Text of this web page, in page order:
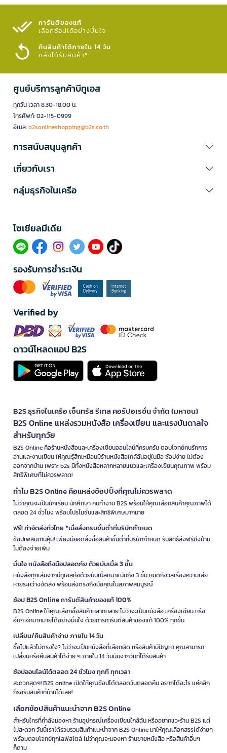
การันตีของแท้
เลือกช้อปได้อย่างมั่นใจ​
คืนสินค้าได้ภายใน 14 วัน
หลังได้รับสินค้า*
ศูนย์บริการลูกค้าบีทูเอส
ทุกวัน เวลา 8.30-18.00 น.
โทรศัพท์: 02-115-0999
อีเมล:b2sonlineshopping@b2s.co.th
การสนับสนุนลูกค้า
เกี่ยวกับเรา
กลุ่มธุรกิจในเครือ
โซเซียลมีเดีย​
รองรับการชำระเงิน
Verified by
ดาวน์โหลดแอป B2S
B2S ธุรกิจในเครือ เซ็นทรัล รีเทล คอร์ปอเรชั่น จำกัด (มหาชน)
B2S Online แหล่งรวมหนังสือ เครื่องเขียน และแรงบันดาลใจ
สำหรับทุกวัย
B2S Online คือร้านหนังสือและเครื่องเขียนออนไลน์ที่ครบครัน ตอบโจทย์คนรักการ
อ่านและงานเขียน ให้คุณรู้สึกเหมือนมีร้านหนังสือใกล้ฉันอยู่ในมือ ช้อปง่าย ไม่ต้อง
ออกจากบ้าน เพราะ b2s มีทั้งหนังสือหลากหลายแนวและเครื่องเขียนคุณภาพ พร้อม
สิทธิพิเศษที่ไม่ควรพลาด!
ทำไม B2S Online คือแหล่งช้อปปิ้งที่คุณไม่ควรพลาด
ไม่ว่าคุณจะเป็นนักเรียน นักศึกษา คนทำงาน B2S พร้อมให้คุณเลือกสินค้าคุณภาพได้
ตลอด 24 ชั่วโมง พร้อมโปรโมชั่นและสิทธิพิเศษมากมาย
ฟรี! ค่าจัดส่งทั่วไทย *เมื่อสั่งครบขั้นต่ำที่บริษัทกำหนด
ช้อปเพลินเกินคุ้ม! เพียงมียอดสั่งซื้อสินค้าขั้นต่ำที่บริษัทกำหนด รับสิทธิ์ส่งฟรีถึงบ้าน
ไม่ต้องจ่ายเพิ่ม
มั่นใจ หนังสือถึงมือปลอดภัย ด้วยบับเบิ้ล 3 ชั้น
หนังสือทุกเล่มจากบีทูเอสห่อด้วยบับเบิ้ลหนาแน่นถึง 3 ชั้น หมดกังวลเรื่องความเสีย
หายระหว่างจัดส่ง พร้อมส่งตรงถึงมือคุณในสภาพสมบูรณ์
ช้อป B2S Online การันตีสินค้าของแท้ 100%
B2S Online ให้คุณเลือกซื้อสินค้าหลากหลาย ไม่ว่าจะเป็นหนังสือ เครื่องเขียน หรือ
อื่นๆ อีกมากมายได้อย่างมั่นใจ ด้วยการการันตีสินค้าของแท้ 100% ทุกชิ้น
เปลี่ยน/คืนสินค้าง่าย ภายใน 14 วัน
ซื้อไปแล้วไม่ตรงใจ? ไม่ว่าจะเป็นหนังสือที่เลือกผิด หรือสินค้ามีปัญหา คุณสามารถ
เปลี่ยนหรือคืนสินค้าได้ง่าย ๆ ภายใน 14 วันนับจากวันที่ได้รับสินค้า
ช้อปออนไลน์ได้ตลอด 24 ชั่วโมง ทุกที่ ทุกเวลา
สะดวกสุดๆ! B2S online เปิดให้คุณช้อปได้ตลอดวันตลอดคืน อยากได้อะไร แค่คลิก
ก็รอรับสินค้าที่บ้านได้เลย!
เลือกช้อปสินค้าแนะนำจาก B2S Online
สำหรับใครที่กำลังมองหา ร้านอุปกรณ์เครื่องเขียนใกล้ฉัน หรืออยากแวะร้าน B2S แต่
ไม่สะดวก วันนี้เราได้รวบรวมสินค้าแนะนำจาก B2S Online มาให้คุณเลือกสรรได้ง่ายๆ
พร้อมตอบโจทย์ทุกไลฟ์สไตล์ ไม่ว่าคุณจะมองหา ร้านขายหนังสือ หรือสินค้าอื่นๆ
ก็ตาม